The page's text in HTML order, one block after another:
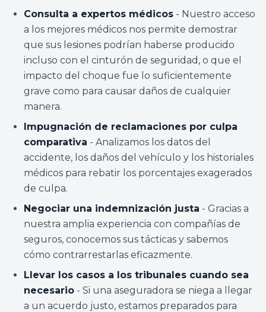
Consulta a expertos médicos - Nuestro acceso
a los mejores médicos nos permite demostrar
que sus lesiones podrían haberse producido
incluso con el cinturón de seguridad, o que el
impacto del choque fue lo suficientemente
grave como para causar daños de cualquier
manera.
Impugnación de reclamaciones por culpa
comparativa - Analizamos los datos del
accidente, los daños del vehículo y los historiales
médicos para rebatir los porcentajes exagerados
de culpa.
Negociar una indemnización justa - Gracias a
nuestra amplia experiencia con compañías de
seguros, conocemos sus tácticas y sabemos
cómo contrarrestarlas eficazmente.
Llevar los casos a los tribunales cuando sea
necesario - Si una aseguradora se niega a llegar
a un acuerdo justo, estamos preparados para